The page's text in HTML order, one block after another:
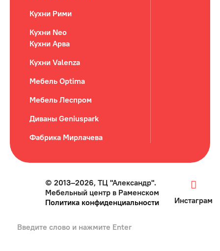
Кухни Рими
Кухни Neo
Кухни Арва
Кухни Valenza
Мебель Optima
Мебель Леспром
Диваны Geniuspark
Фабрика Мирлачева
© 2013–2026, ТЦ "Александр".
Мебельный центр в Раменском
Политика конфиденциальности
Инстаграм